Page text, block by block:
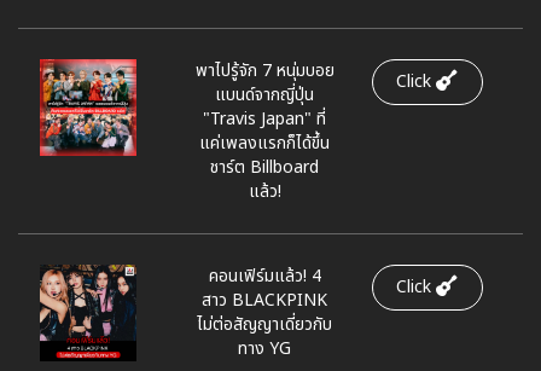
พาไปรู้จัก 7 หนุ่มบอย
แบนด์จากญี่ปุ่น
"Travis Japan" ที่
แค่เพลงแรกก็ได้ขึ้น
ชาร์ต Billboard
แล้ว!
Click
คอนเฟิร์มแล้ว! 4
สาว BLACKPINK
ไม่ต่อสัญญาเดี่ยวกับ
ทาง YG
Click